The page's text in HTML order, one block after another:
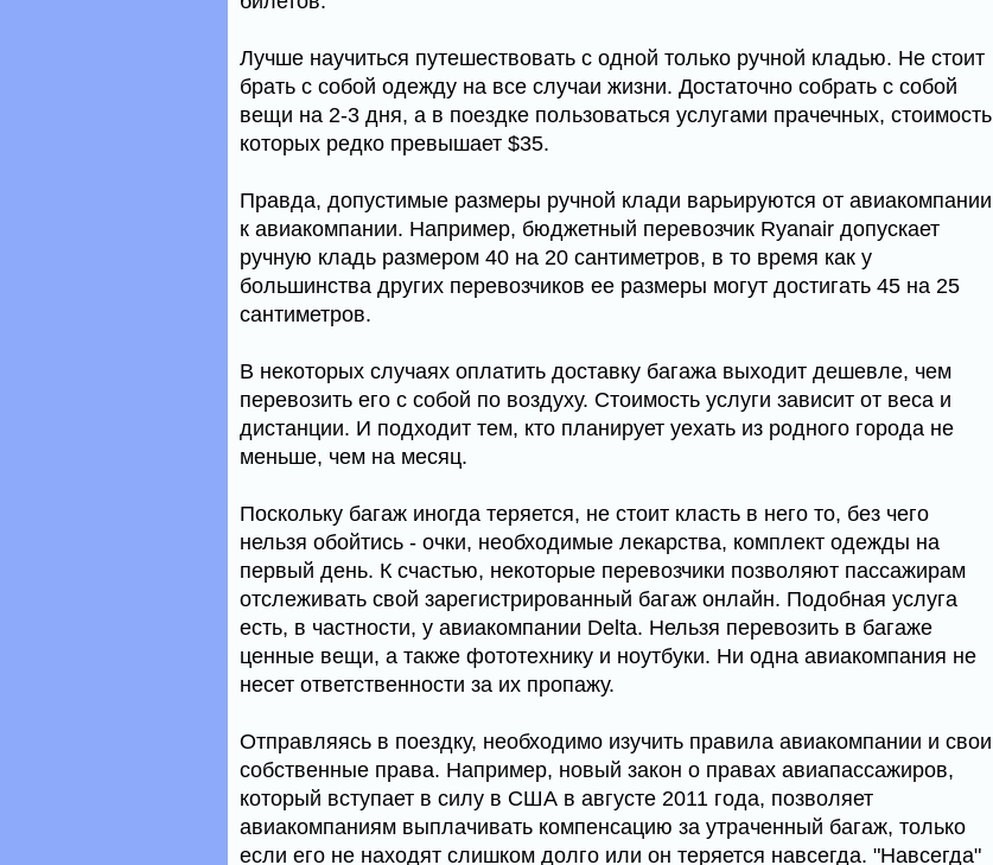
Лучше научиться путешествовать с одной только ручной кладью. Не стоит
брать с собой одежду на все случаи жизни. Достаточно собрать с собой
вещи на 2-3 дня, а в поездке пользоваться услугами прачечных, стоимость
которых редко превышает $35.
Правда, допустимые размеры ручной клади варьируются от авиакомпании
к авиакомпании. Например, бюджетный перевозчик Ryanair допускает
ручную кладь размером 40 на 20 сантиметров, в то время как у
большинства других перевозчиков ее размеры могут достигать 45 на 25
сантиметров.
В некоторых случаях оплатить доставку багажа выходит дешевле, чем
перевозить его с собой по воздуху. Стоимость услуги зависит от веса и
дистанции. И подходит тем, кто планирует уехать из родного города не
меньше, чем на месяц.
Поскольку багаж иногда теряется, не стоит класть в него то, без чего
нельзя обойтись - очки, необходимые лекарства, комплект одежды на
первый день. К счастью, некоторые перевозчики позволяют пассажирам
отслеживать свой зарегистрированный багаж онлайн. Подобная услуга
есть, в частности, у авиакомпании Delta. Нельзя перевозить в багаже
ценные вещи, а также фототехнику и ноутбуки. Ни одна авиакомпания не
несет ответственности за их пропажу.
Отправляясь в поездку, необходимо изучить правила авиакомпании и свои
собственные права. Например, новый закон о правах авиапассажиров,
который вступает в силу в США в августе 2011 года, позволяет
авиакомпаниям выплачивать компенсацию за утраченный багаж, только
если его не находят слишком долго или он теряется навсегда. "Навсегда"